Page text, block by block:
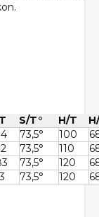
S/T° H/T
73,5° 100
73,5° 110
73,5° 120
73,5° 120